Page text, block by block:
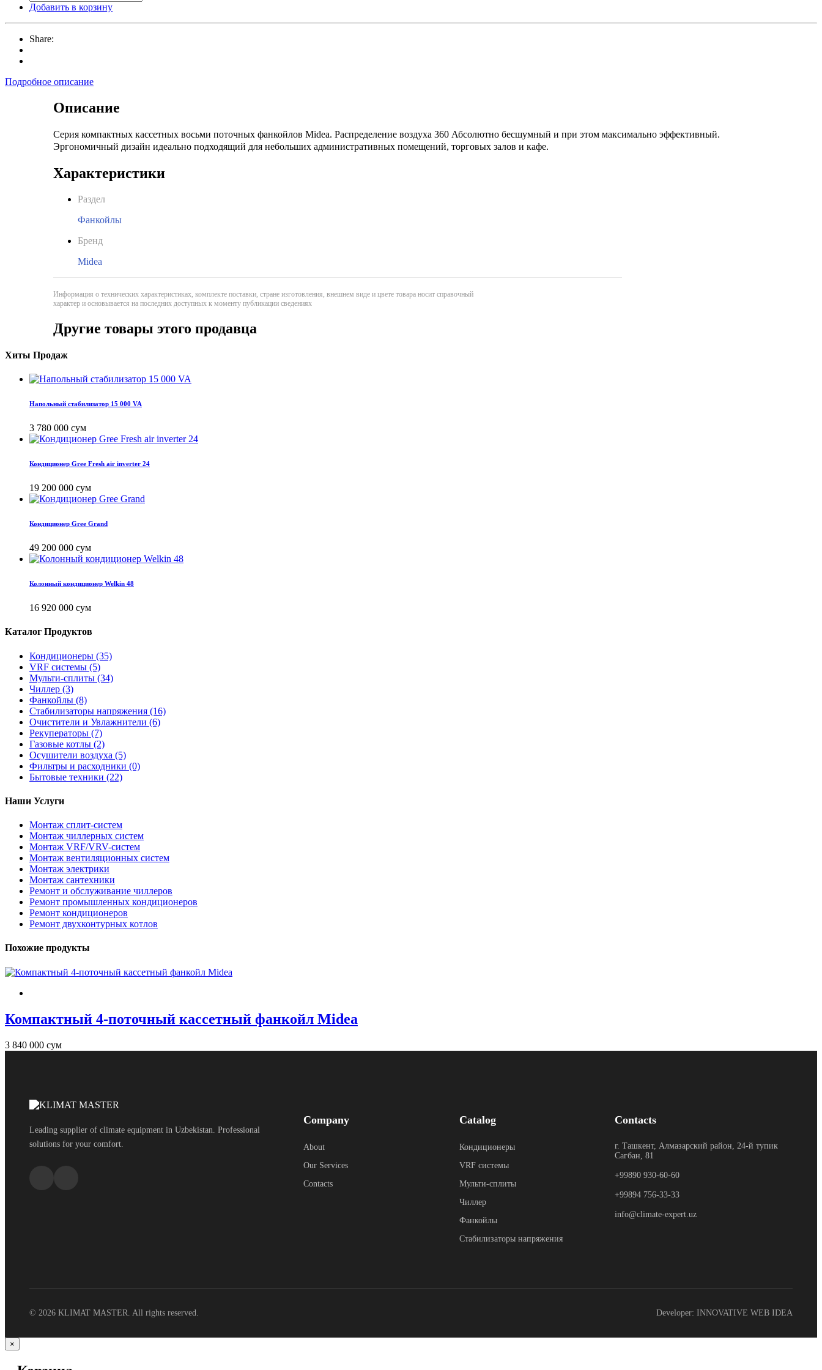
Добавить в корзину
Share:
Подробное описание
Описание
Серия компактных кассетных восьми поточных фанкойлов Midea. Распределение воздуха 360 Абсолютно бесшумный и при этом максимально эффективный.
Эргономичный дизайн идеально подходящий для небольших административных помещений, торговых залов и кафе.
Характеристики
Раздел
Фанкойлы
Бренд
Midea
Информация о технических характеристиках, комплекте поставки, стране изготовления, внешнем виде и цвете товара носит справочный
характер и основывается на последних доступных к моменту публикации сведениях
Другие товары этого продавца
Хиты Продаж
Напольный стабилизатор 15 000 VA
3 780 000 сум
Кондиционер Gree Fresh air inverter 24
19 200 000 сум
Кондиционер Gree Grand
49 200 000 сум
Колонный кондиционер Welkin 48
16 920 000 сум
Каталог Продуктов
Кондиционеры (35)
VRF системы (5)
Мульти-сплиты (34)
Чиллер (3)
Фанкойлы (8)
Стабилизаторы напряжения (16)
Очистители и Увлажнители (6)
Рекуператоры (7)
Газовые котлы (2)
Осушители воздуха (5)
Фильтры и расходники (0)
Бытовые техники (22)
Наши Услуги
Монтаж сплит-систем
Монтаж чиллерных систем
Монтаж VRF/VRV-систем
Монтаж вентиляционных систем
Монтаж электрики
Монтаж сантехники
Ремонт и обслуживание чиллеров
Ремонт промышленных кондиционеров
Ремонт кондиционеров
Ремонт двухконтурныx котлов
Похожие продукты
Компактный 4-поточный кассетный фанкойл Midea
3 840 000 сум
Leading supplier of climate equipment in Uzbekistan. Professional
solutions for your comfort.
Company
About
Our Services
Contacts
Catalog
Кондиционеры
VRF системы
Мульти-сплиты
Чиллер
Фанкойлы
Стабилизаторы напряжения
Contacts
г. Ташкент, Алмазарский район, 24-й тупик
Сагбан, 81
+99890 930-60-60
+99894 756-33-33
info@climate-expert.uz
© 2026 KLIMAT MASTER. All rights reserved. Developer: INNOVATIVE WEB IDEA
×